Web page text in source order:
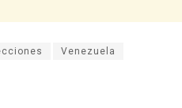
Venezuela